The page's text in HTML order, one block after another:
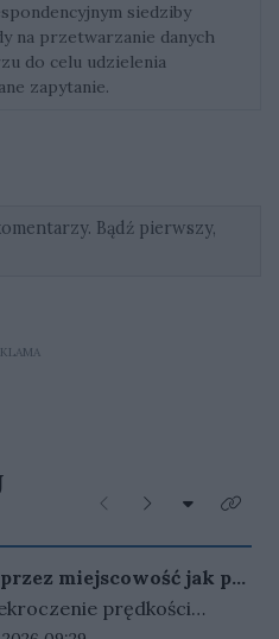
siedziby
na przetwarzanie danych
do celu udzielenia
zapytanie.
Bądź pierwszy,
Poprzednie
Następne
Rozwiń
Kliknij
przez miejscowość jak po
Skończyło się
drogo
prędkości